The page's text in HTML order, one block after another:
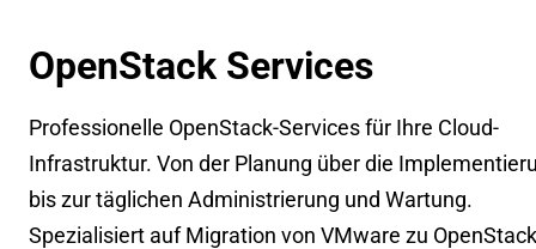
OpenStack Services
Professionelle OpenStack-Services für Ihre Cloud-
Infrastruktur. Von der Planung über die
bis zur täglichen Administrierung und Wartung.
Spezialisiert auf Migration von VMware zu